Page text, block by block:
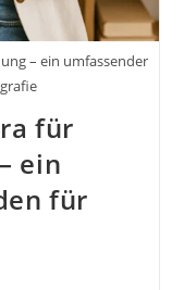
– ein umfassender
für
ein
für